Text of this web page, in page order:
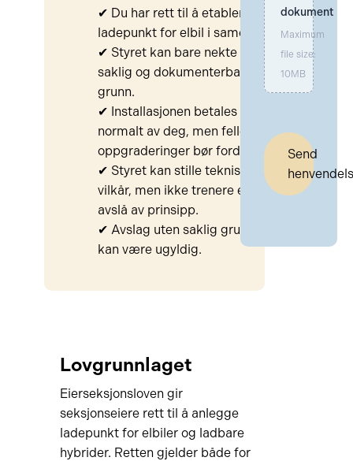
✔ Du har rett til å etablere
ladepunkt for elbil i sameiet.
✔ Styret kan bare nekte ved
saklig og dokumenterbar
grunn.
✔ Installasjonen betales
normalt av deg, men felles
oppgraderinger bør fordeles.
✔ Styret kan stille tekniske
vilkår, men ikke trenere eller
avslå av prinsipp.
✔ Avslag uten saklig grunn
kan være ugyldig.
Lovgrunnlaget
Eierseksjonsloven gir
seksjonseiere rett til å anlegge
ladepunkt for elbiler og ladbare
hybrider. Retten gjelder både for
dokument
Maximum
file size:
10MB
Send